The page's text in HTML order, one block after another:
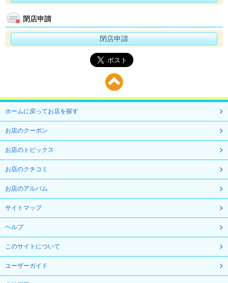
閉店申請
閉店申請
ホームに戻ってお店を探す
お店のクーポン
お店のトピックス
お店のクチコミ
お店のアルバム
サイトマップ
ヘルプ
このサイトについて
ユーザーガイド